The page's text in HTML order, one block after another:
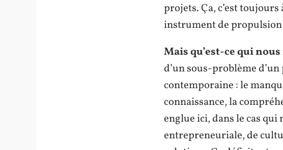
projets. Ça, c’est
instrument de
Mais qu’est-ce qui
d’un sous-problème
contemporaine : le
connaissance, la
englue ici, dans le cas qui
entrepreneuriale, de